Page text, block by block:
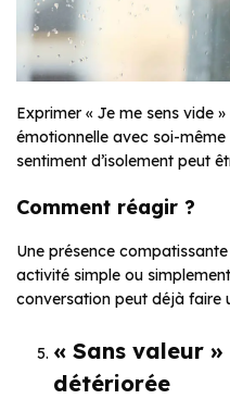
Exprimer « Je me sens vide
émotionnelle avec soi-
sentiment d’isolement peut
Comment réagir ?
Une présence
activité simple ou
conversation peut déjà faire
« Sans valeur
détériorée